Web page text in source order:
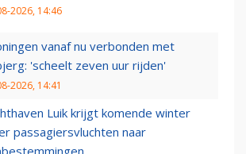
2026, 14:46
vanaf nu verbonden met
'scheelt zeven uur rijden'
2026, 14:41
Luik krijgt komende winter
passagiersvluchten naar